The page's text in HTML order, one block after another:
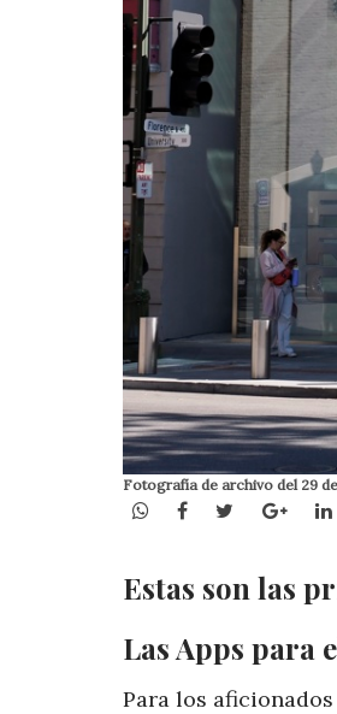
Fotografía de archivo del 29
WhatsApp
Facebook
Twitter
Estas son las
Las Apps para
Para los